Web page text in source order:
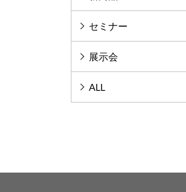
セミナー
展示会
ALL